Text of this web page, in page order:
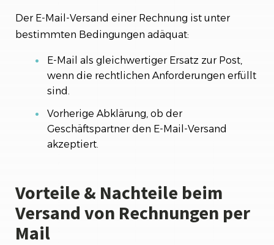
Der E-Mail-Versand einer Rechnung ist unter
bestimmten Bedingungen adäquat:
E-Mail als gleichwertiger Ersatz zur Post,
wenn die rechtlichen Anforderungen erfüllt
sind.
Vorherige Abklärung, ob der
Geschäftspartner den E-Mail-Versand
akzeptiert.
Vorteile & Nachteile beim
Versand von Rechnungen per
Mail